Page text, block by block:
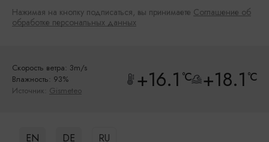
Нажимая на кнопку подписаться, вы принимаете Соглашение об
обработке персональных данных
Скорость ветра: 3m/s
Влажность: 93%
Источник: Gismeteo +16.1 °C +18.1 °C
EN DE RU